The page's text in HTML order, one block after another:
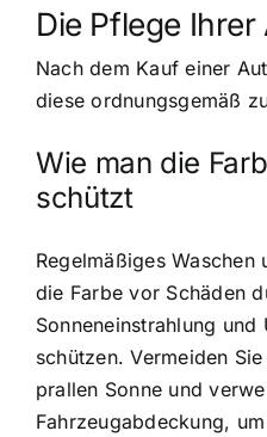
Die Pflege
Nach dem Kauf einer
diese ordnungsgemäß
Wie man die
schützt
Regelmäßiges
die Farbe vor Schäden
Sonneneinstrahlung
schützen. Vermeiden
prallen Sonne und
Fahrzeugabdeckung,